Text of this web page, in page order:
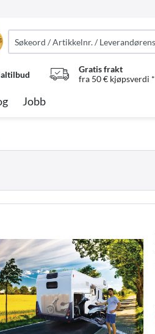
Gratis frakt
fra 50 € kjøpsverdi *
Jobb